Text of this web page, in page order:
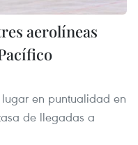
aerolíneas
en puntualidad en
de llegadas a